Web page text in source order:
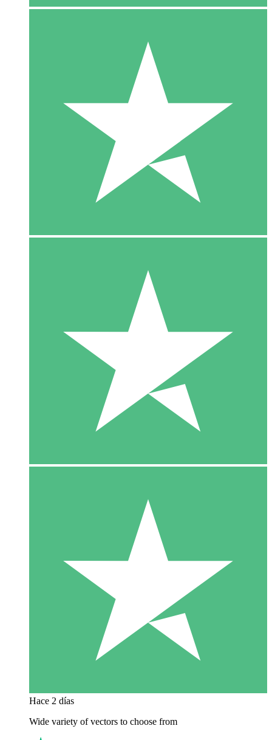
Hace 2 días
Wide variety of vectors to choose from